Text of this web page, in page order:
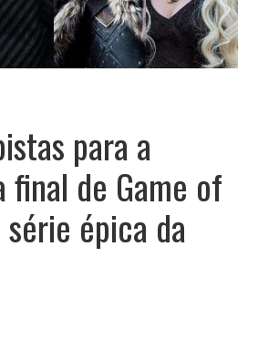
para a
final de Game of
épica da